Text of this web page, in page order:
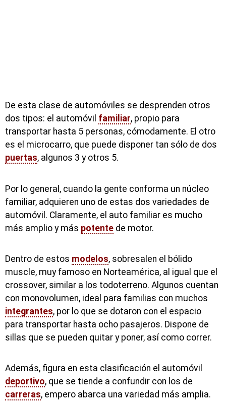
De esta clase de automóviles se desprenden otros
dos tipos: el automóvil familiar, propio para
transportar hasta 5 personas, cómodamente. El otro
es el microcarro, que puede disponer tan sólo de dos
puertas, algunos 3 y otros 5.
Por lo general, cuando la gente conforma un núcleo
familiar, adquieren uno de estas dos variedades de
automóvil. Claramente, el auto familiar es mucho
más amplio y más potente de motor.
Dentro de estos modelos, sobresalen el bólido
muscle, muy famoso en Norteamérica, al igual que el
crossover, similar a los todoterreno. Algunos cuentan
con monovolumen, ideal para familias con muchos
integrantes, por lo que se dotaron con el espacio
para transportar hasta ocho pasajeros. Dispone de
sillas que se pueden quitar y poner, así como correr.
Además, figura en esta clasificación el automóvil
deportivo, que se tiende a confundir con los de
carreras, empero abarca una variedad más amplia.